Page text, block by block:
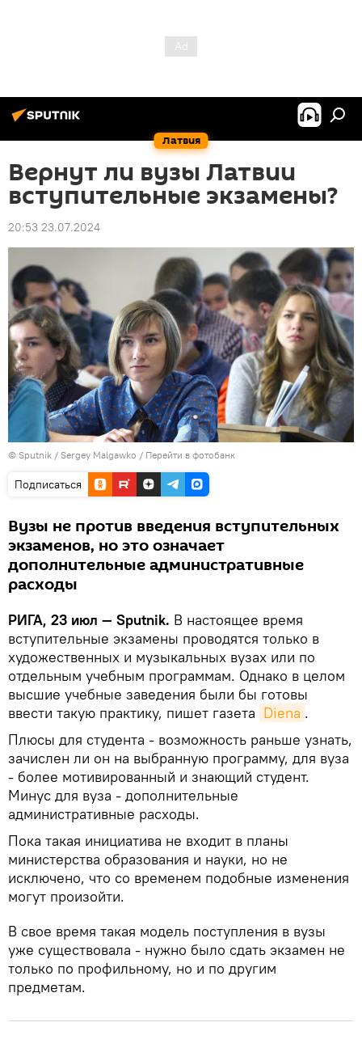
Латвия
Вернут ли вузы Латвии
вступительные экзамены?
20:53 23.07.2024
© Sputnik / Sergey Malgawko / Перейти в фотобанк
Подписаться
Вузы не против введения вступительных
экзаменов, но это означает
дополнительные административные
расходы
РИГА, 23 июл — Sputnik. В настоящее время
вступительные экзамены проводятся только в
художественных и музыкальных вузах или по
отдельным учебным программам. Однако в целом
высшие учебные заведения были бы готовы
ввести такую практику, пишет газета Diena .
Плюсы для студента - возможность раньше узнать,
зачислен ли он на выбранную программу, для вуза
- более мотивированный и знающий студент.
Минус для вуза - дополнительные
административные расходы.
Пока такая инициатива не входит в планы
министерства образования и науки, но не
исключено, что со временем подобные изменения
могут произойти.
В свое время такая модель поступления в вузы
уже существовала - нужно было сдать экзамен не
только по профильному, но и по другим
предметам.